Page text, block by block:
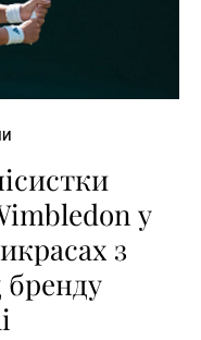
у
з
бренду